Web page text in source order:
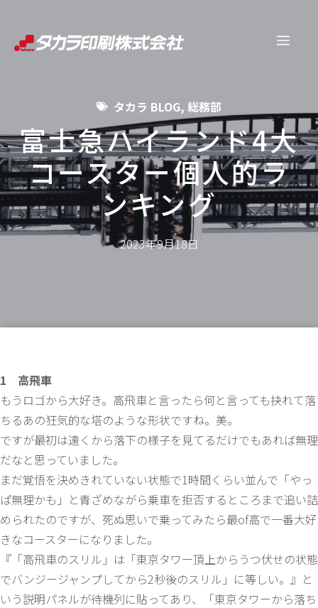
キ
ッ
プ
メ
ュ
ー
タカラ BLOG, 総務部
富士急ハイランド4大
コースター個人的ラ
ンキング
2023年9月18日
1 高飛車
もうロゴから大好き。高飛車と言ったら何と言っても抉れて落
ちるあの狂気的な塔のような形状ですね。美。
ですが最初は遠くから落下の様子を見てるだけでもあれば無理
だなと思っていました。
まだ覚悟を決めきれていない状態で1時間くらい並んで「やっ
ぱ無理かも」と青ざめながら乗車を拒否するところまで追い詰
められたのですが、死ぬ思いで乗ってみたら最of高で一番大好
きなコースターになりました。
『「高飛車のスリル」は「東京タワー頂上からうつ伏せの状態
でバンジージャンプしてから2秒後のスリル」に等しい。』と
いう説明パネルが待機列に貼ってあり、「東京タワーから落ち